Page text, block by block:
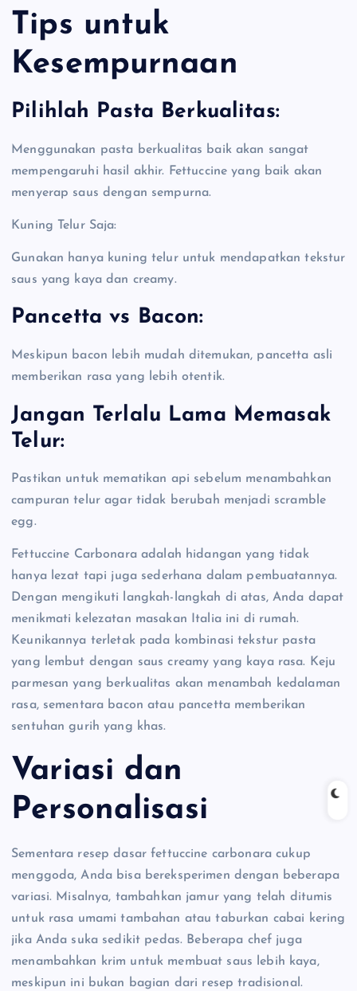
Tips untuk
Kesempurnaan
Pilihlah Pasta Berkualitas:
Menggunakan pasta berkualitas baik akan sangat
mempengaruhi hasil akhir. Fettuccine yang baik akan
menyerap saus dengan sempurna.
Kuning Telur Saja:
Gunakan hanya kuning telur untuk mendapatkan tekstur
saus yang kaya dan creamy.
Pancetta vs Bacon:
Meskipun bacon lebih mudah ditemukan, pancetta asli
memberikan rasa yang lebih otentik.
Jangan Terlalu Lama Memasak
Telur:
Pastikan untuk mematikan api sebelum menambahkan
campuran telur agar tidak berubah menjadi scramble
egg.
Fettuccine Carbonara adalah hidangan yang tidak
hanya lezat tapi juga sederhana dalam pembuatannya.
Dengan mengikuti langkah-langkah di atas, Anda dapat
menikmati kelezatan masakan Italia ini di rumah.
Keunikannya terletak pada kombinasi tekstur pasta
yang lembut dengan saus creamy yang kaya rasa. Keju
parmesan yang berkualitas akan menambah kedalaman
rasa, sementara bacon atau pancetta memberikan
sentuhan gurih yang khas.
Variasi dan
Personalisasi
Sementara resep dasar fettuccine carbonara cukup
menggoda, Anda bisa bereksperimen dengan beberapa
variasi. Misalnya, tambahkan jamur yang telah ditumis
untuk rasa umami tambahan atau taburkan cabai kering
jika Anda suka sedikit pedas. Beberapa chef juga
menambahkan krim untuk membuat saus lebih kaya,
meskipun ini bukan bagian dari resep tradisional.